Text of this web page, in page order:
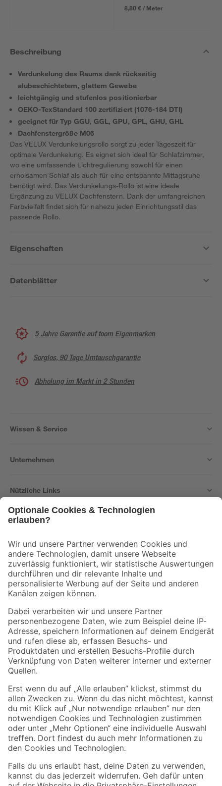
8,80 € / Meter
Beschreibung
Verdunkelung des Raums dank rückseitig
alubeschichtetem, glattem Gewebe
leichtgängig und stufenlos positionierbar
OEKO-TexStandard 100 zertifiziert (1076-184 DTI)
geeignet für Typ GGU, GGL, GPU, GPL, GHU, GHL
Dachfenstergröße M06
Das VELUX Verdunkelungsrollo sorgt zu jeder Tageszeit für
optimale Verdunkelung. Es eignet sich ideal für Schlafzimmer,
wo eine umfassende Lichtregulierung sowohl für einen
erholsamen Schlaf als auch für eine entspannte Mittagsruhe
benötigt wird. Das Verdunkelungs-Rollo ist eine ideale
Ergänzung zu VELUX Dachfenstern. Dank der umfangreichen
Farbvielfalt findet sich für nahezu jeden Einrichtungsstil das
passende Rollo.
Eigenschaften
Datenblätter
5 Jahre Garantie auf toom Eigenmarken
Sorglos, 90 Tage Umtauschgarantie
Abholung im Markt in 2 Stunden
Wissen & Service
Unternehmen
Nützliche Links
Der toom Newsletter: Keine Angebote und Aktionen mehr verpassen!
Zur Newsletter Anmeldung
Folge uns
Zahlungsarten Versandarten
Sicher einkaufen
Jetzt die toom-App herunterladen
Alle Preisangaben in EUR inkl. gesetzl. MwSt.. Die dargestellten Angebote sind unter